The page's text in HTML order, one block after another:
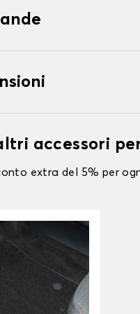
accessori
extra del 5% per